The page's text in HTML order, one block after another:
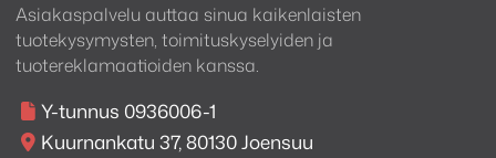
Asiakaspalvelu auttaa sinua kaikenlaisten
tuotekysymysten, toimituskyselyiden ja
tuotereklamaatioiden kanssa.
Y-tunnus 0936006-1
Kuurnankatu 37, 80130 Joensuu